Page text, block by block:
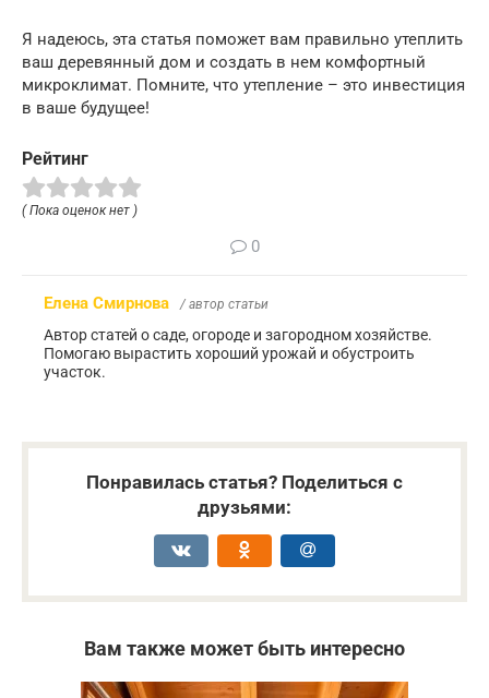
Я надеюсь, эта статья поможет вам правильно утеплить
ваш деревянный дом и создать в нем комфортный
микроклимат. Помните, что утепление – это инвестиция
в ваше будущее!
Рейтинг
( Пока оценок нет )
0
Елена Смирнова / автор статьи
Автор статей о саде, огороде и загородном хозяйстве.
Помогаю вырастить хороший урожай и обустроить
участок.
Понравилась статья? Поделиться с
друзьями:
Вам также может быть интересно